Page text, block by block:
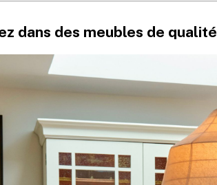
dans des meubles de qualité